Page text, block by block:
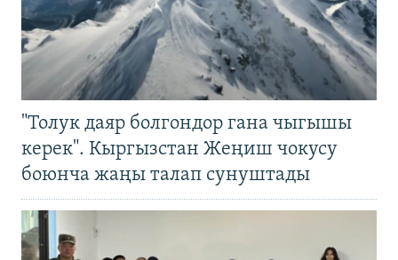
"Толук даяр болгондор гана чыгышы
керек". Кыргызстан Жеңиш чокусу
боюнча жаңы талап сунуштады